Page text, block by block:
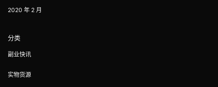
2020 年 2 月
分类
副业快讯
实物货源